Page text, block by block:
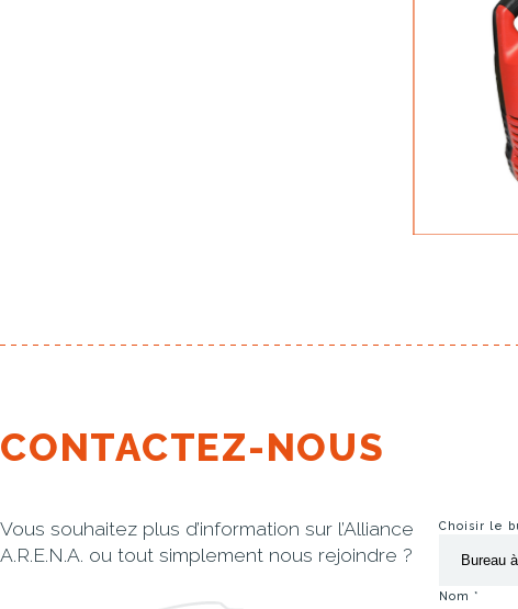
CONTACTEZ-NOUS
Vous souhaitez plus d’information sur l’Alliance
A.R.E.N.A. ou tout simplement nous rejoindre ?
Choisir le
Nom *